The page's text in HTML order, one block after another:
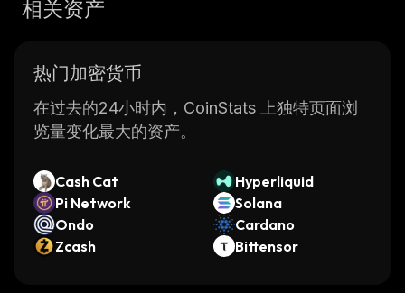
相关资产
热门加密货币
在过去的24小时内，CoinStats 上独特页面浏
览量变化最大的资产。
Cash Cat
Hyperliquid
Pi Network
Solana
Ondo
Cardano
Zcash
Bittensor